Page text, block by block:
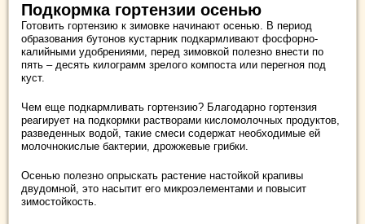
Подкормка гортензии осенью
Готовить гортензию к зимовке начинают осенью. В период
образования бутонов кустарник подкармливают фосфорно-
калийными удобрениями, перед зимовкой полезно внести по
пять – десять килограмм зрелого компоста или перегноя под
куст.
Чем еще подкармливать гортензию? Благодарно гортензия
реагирует на подкормки растворами кисломолочных продуктов,
разведенных водой, такие смеси содержат необходимые ей
молочнокислые бактерии, дрожжевые грибки.
Осенью полезно опрыскать растение настойкой крапивы
двудомной, это насытит его микроэлементами и повысит
зимостойкость.